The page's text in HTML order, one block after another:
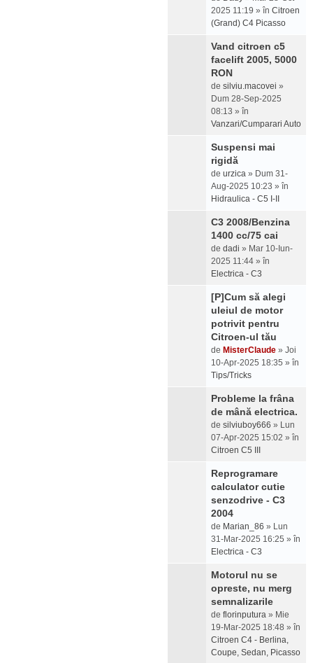
2025 11:19 » în Citroen
(Grand) C4 Picasso
Vand citroen c5
facelift 2005, 5000
RON
de silviu.macovei »
Dum 28-Sep-2025
08:13 » în
Vanzari/Cumparari Auto
Suspensi mai
rigidă
de urzica » Dum 31-
Aug-2025 10:23 » în
Hidraulica - C5 I-II
C3 2008/Benzina
1400 cc/75 cai
de dadi » Mar 10-Iun-
2025 11:44 » în
Electrica - C3
[P]Cum să alegi
uleiul de motor
potrivit pentru
Citroen-ul tău
de MisterClaude » Joi
10-Apr-2025 18:35 » în
Tips/Tricks
Probleme la frâna
de mână electrica.
de silviuboy666 » Lun
07-Apr-2025 15:02 » în
Citroen C5 III
Reprogramare
calculator cutie
senzodrive - C3
2004
de Marian_86 » Lun
31-Mar-2025 16:25 » în
Electrica - C3
Motorul nu se
opreste, nu merg
semnalizarile
de florinputura » Mie
19-Mar-2025 18:48 » în
Citroen C4 - Berlina,
Coupe, Sedan, Picasso